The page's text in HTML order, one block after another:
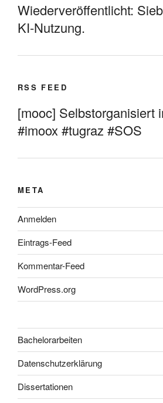
Wiederveröffentlicht:
KI-Nutzung.
RSS FEED
[mooc] Selbstorganisiert
#imoox #tugraz #SOS
META
Anmelden
Eintrags-Feed
Kommentar-Feed
WordPress.org
Bachelorarbeiten
Datenschutzerklärung
Dissertationen